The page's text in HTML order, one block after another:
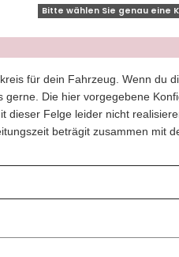
Bitte wählen Sie genau eine
für dein Fahrzeug. Wenn du
Die hier vorgegebene
dieser Felge leider nicht
beträgit zusammen mit